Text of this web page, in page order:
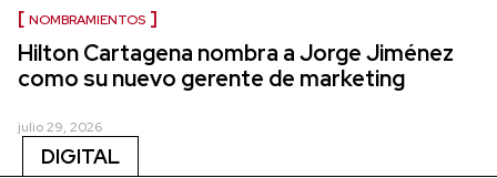
NOMBRAMIENTOS
Hilton Cartagena nombra a Jorge Jiménez
como su nuevo gerente de marketing
julio 29, 2026
DIGITAL